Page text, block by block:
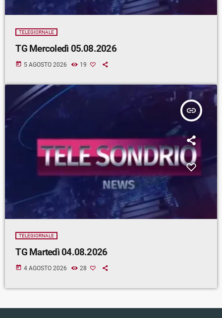
TELEGIORNALE
TG Mercoledì 05.08.2026
today 5 AGOSTO 2026 19
insert_link
TELEGIORNALE
TG Martedì 04.08.2026
today 4 AGOSTO 2026 28